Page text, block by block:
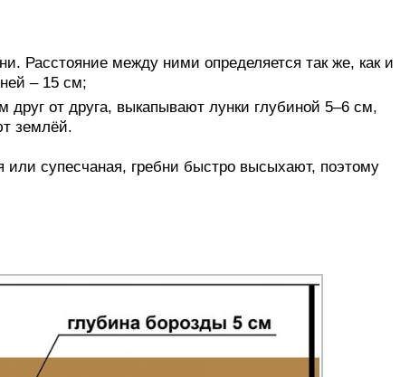
Расстояние между ними определяется так же, как и
– 15 см;
от друга, выкапывают лунки глубиной 5–6 см,
землёй.
или супесчаная, гребни быстро высыхают, поэтому